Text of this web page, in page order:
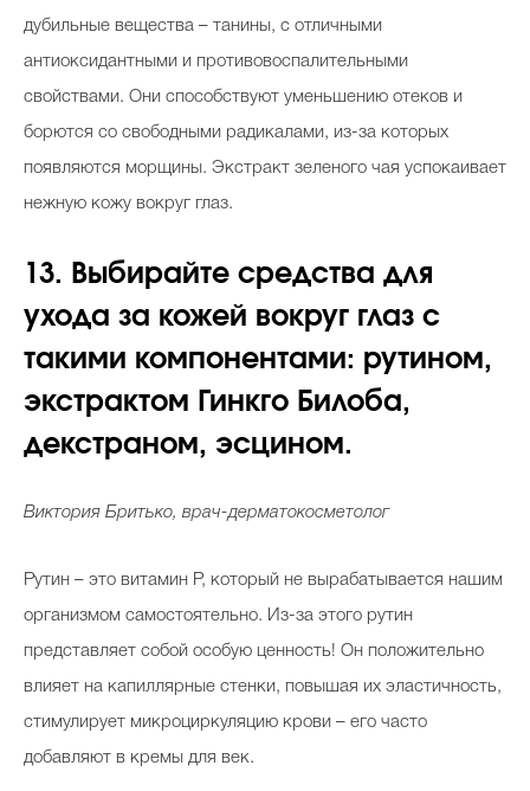
дубильные вещества – танины, с отличными
антиоксидантными и противовоспалительными
свойствами. Они способствуют уменьшению отеков и
борются со свободными радикалами, из-за которых
появляются морщины. Экстракт зеленого чая успокаивает
нежную кожу вокруг глаз.
13. Выбирайте средства для
ухода за кожей вокруг глаз с
такими компонентами: рутином,
экстрактом Гинкго Билоба,
декстраном, эсцином.
Виктория Бритько, врач-дерматокосметолог
Рутин – это витамин Р, который не вырабатывается нашим
организмом самостоятельно. Из-за этого рутин
представляет собой особую ценность! Он положительно
влияет на капиллярные стенки, повышая их эластичность,
стимулирует микроциркуляцию крови – его часто
добавляют в кремы для век.